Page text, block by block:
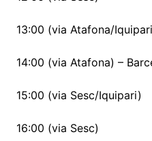
13:00 (via Atafona/
14:00 (via Atafona) –
15:00 (via Sesc/Iquipari)
16:00 (via Sesc)